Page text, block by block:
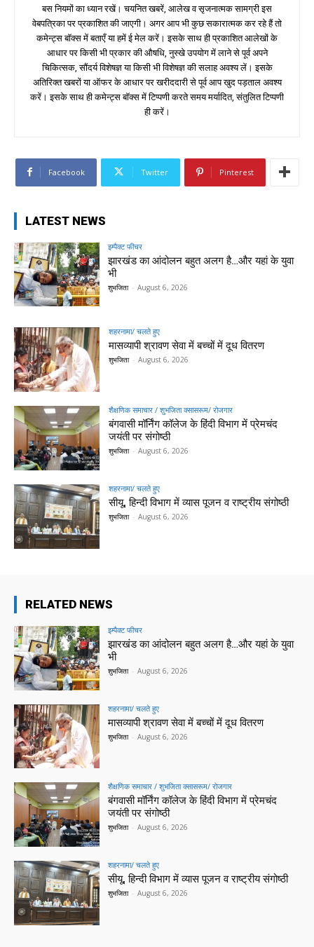
बस नियमों का ध्यान रखें। चयनित खबरें, आलेख व सृजनात्मक सामग्री इस
वेबपत्रिका पर प्रकाशित की जाएगी। अगर आप भी कुछ सकारात्मक कर रहे हैं तो
कमेन्ट्स बॉक्स में बताएँ या हमें ई मेल करें। इसके साथ ही प्रकाशित आलेखों के
आधार पर किसी भी प्रकार की औषधि, नुस्खे उपयोग में लाने से पूर्व अपने
चिकित्सक, सौंदर्य विशेषज्ञ या किसी भी विशेषज्ञ की सलाह अवश्य लें। इसके
अतिरिक्त खबरों या ऑफर के आधार पर खरीददारी से पूर्व आप खुद पड़ताल अवश्य
करें। इसके साथ ही कमेन्ट्स बॉक्स में टिप्पणी करते समय मर्यादित, संतुलित टिप्पणी
ही करें।
Facebook Twitter Pinterest
LATEST NEWS
इम्पैक्ट फीचर
झारखंड का आंदोलन बहुत अलग है…और यहां के युवा
भी
शुभजिता - August 6, 2026
शहरनामा/ चलते हुए
मासव्यापी श्रावण सेवा में बच्चों में दूध वितरण
शुभजिता - August 6, 2026
शैक्षणिक समाचार / शुभजिता क्सासरूम/ रोजगार
बंगवासी मॉर्निंग कॉलेज के हिंदी विभाग में प्रेमचंद
जयंती पर संगोष्ठी
शुभजिता - August 6, 2026
शहरनामा/ चलते हुए
सीयू, हिन्दी विभाग में व्यास पूजन व राष्ट्रीय संगोष्ठी
शुभजिता - August 6, 2026
RELATED NEWS
इम्पैक्ट फीचर
झारखंड का आंदोलन बहुत अलग है…और यहां के युवा
भी
शुभजिता - August 6, 2026
शहरनामा/ चलते हुए
मासव्यापी श्रावण सेवा में बच्चों में दूध वितरण
शुभजिता - August 6, 2026
शैक्षणिक समाचार / शुभजिता क्सासरूम/ रोजगार
बंगवासी मॉर्निंग कॉलेज के हिंदी विभाग में प्रेमचंद
जयंती पर संगोष्ठी
शुभजिता - August 6, 2026
शहरनामा/ चलते हुए
सीयू, हिन्दी विभाग में व्यास पूजन व राष्ट्रीय संगोष्ठी
शुभजिता - August 6, 2026